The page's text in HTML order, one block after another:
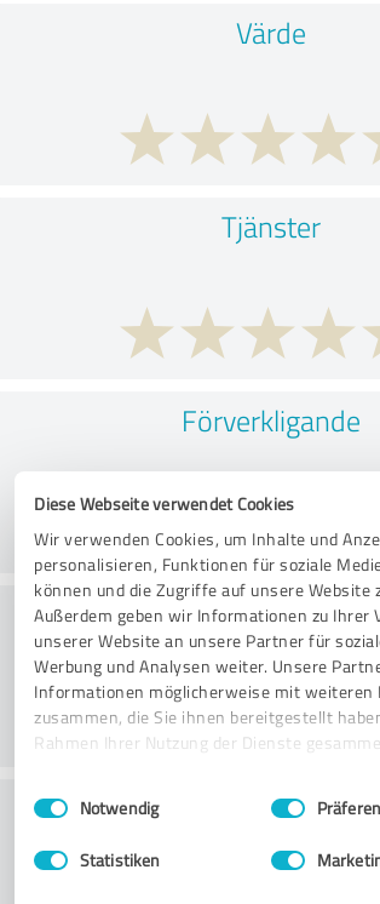
Diese Webseite verwendet Cookies
Wir verwenden Cookies, um Inhalte und
personalisieren, Funktionen für soziale
können und die Zugriffe auf unsere Website
Außerdem geben wir Informationen zu Ihrer
unserer Website an unsere Partner für
Werbung und Analysen weiter. Unsere
Informationen möglicherweise mit weiteren
zusammen, die Sie ihnen bereitgestellt
Rahmen Ihrer Nutzung der Dienste
Impressum Datenschutzbestimmungen
Einwilligungsauswahl
Notwendig
Statistiken
Värde
Tjänster
Förverkligande
Rådgivning
Kundservice